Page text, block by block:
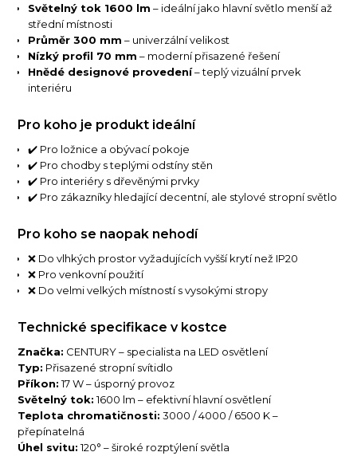
Světelný tok 1600 lm – ideální jako hlavní světlo menší až
střední místnosti
Průměr 300 mm – univerzální velikost
Nízký profil 70 mm – moderní přisazené řešení
Hnědé designové provedení– teplý vizuální prvek
interiéru
Pro koho je produkt ideální
✔️ Pro ložnice a obývací pokoje
✔️ Pro chodby s teplými odstíny stěn
✔️ Pro interiéry s dřevěnými prvky
✔️ Pro zákazníky hledající decentní, ale stylové stropní světlo
Pro koho se naopak nehodí
❌ Do vlhkých prostor vyžadujících vyšší krytí než IP20
❌ Pro venkovní použití
❌ Do velmi velkých místností s vysokými stropy
Technické specifikace v kostce
Značka: CENTURY – specialista na LED osvětlení
Typ: Přisazené stropní svítidlo
Příkon:17 W – úsporný provoz
Světelný tok:1600 lm – efektivní hlavní osvětlení
Teplota chromatičnosti: 3000 / 4000 / 6500 K –
přepínatelná
Úhel svitu:120° – široké rozptýlení světla